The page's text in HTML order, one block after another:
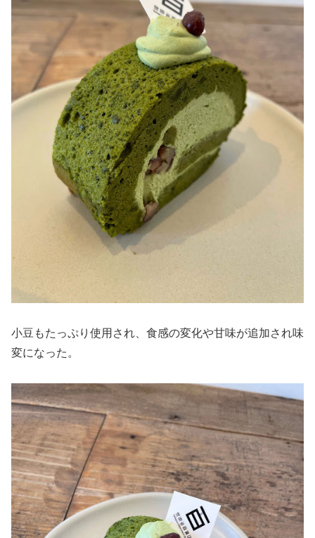
小豆もたっぷり使用され、食感の変化や甘味が追加され味
変になった。